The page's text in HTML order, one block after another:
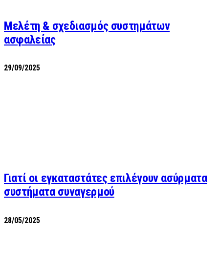
Μελέτη & σχεδιασμός συστημάτων
ασφαλείας
29/09/2025
Γιατί οι εγκαταστάτες επιλέγουν ασύρματα
συστήματα συναγερμού
28/05/2025